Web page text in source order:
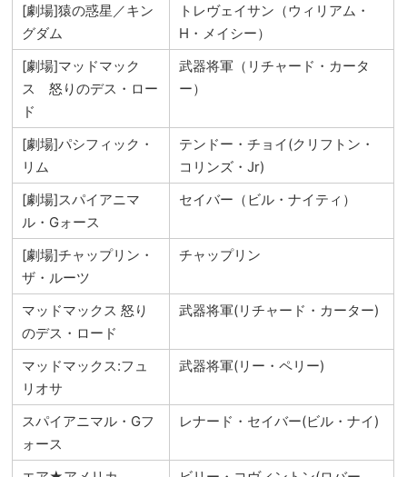
[劇場]猿の惑星／キン
グダム
トレヴェイサン（ウィリアム・
H・メイシー）
[劇場]マッドマック
ス 怒りのデス・ロー
ド
武器将軍（リチャード・カータ
ー）
[劇場]パシフィック・
リム
テンドー・チョイ(クリフトン・
コリンズ・Jr)
[劇場]スパイアニマ
ル・Gォース
セイバー（ビル・ナイティ）
[劇場]チャップリン・
ザ・ルーツ
チャップリン
マッドマックス 怒り
のデス・ロード
武器将軍(リチャード・カーター)
マッドマックス:フュ
リオサ
武器将軍(リー・ペリー)
スパイアニマル・Gフ
ォース
レナード・セイバー(ビル・ナイ)